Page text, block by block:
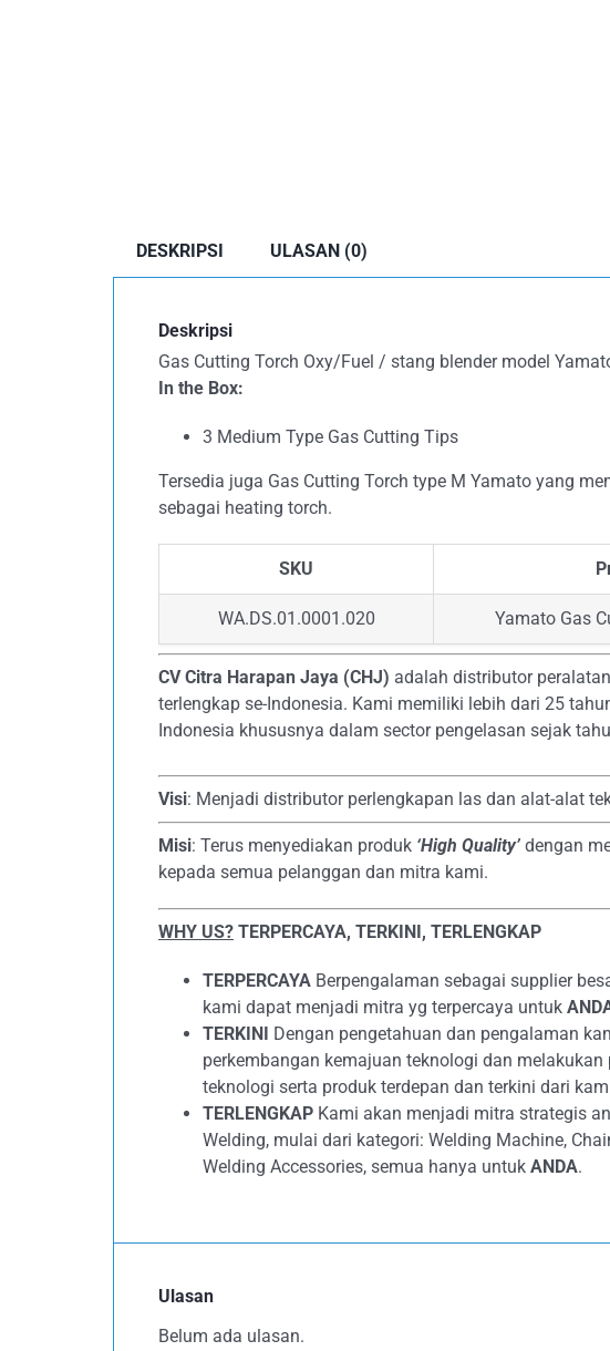
DESKRIPSI ULASAN (0)
Deskripsi
Gas Cutting Torch Oxy/Fuel / stang blender model
In the Box:
3 Medium Type Gas Cutting Tips
Tersedia juga Gas Cutting Torch type M Yamato yang
sebagai heating torch.
SKU
WA.DS.01.0001.020 Yamato Gas
CV Citra Harapan Jaya (CHJ) adalah distributor
terlengkap se-Indonesia. Kami memiliki lebih dari 25
Indonesia khususnya dalam sector pengelasan sejak
Visi: Menjadi distributor perlengkapan las dan alat-alat
Misi: Terus menyediakan produk ‘High Quality’ dengan
kepada semua pelanggan dan mitra kami.
WHY US? TERPERCAYA, TERKINI, TERLENGKAP
TERPERCAYA Berpengalaman sebagai supplier
kami dapat menjadi mitra yg terpercaya untuk
TERKINI Dengan pengetahuan dan pengalaman
perkembangan kemajuan teknologi dan
teknologi serta produk terdepan dan terkini dari
TERLENGKAP Kami akan menjadi mitra strategis
Welding, mulai dari kategori: Welding Machine,
Welding Accessories, semua hanya untuk ANDA.
Ulasan
Belum ada ulasan.